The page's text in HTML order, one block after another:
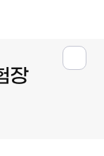
장